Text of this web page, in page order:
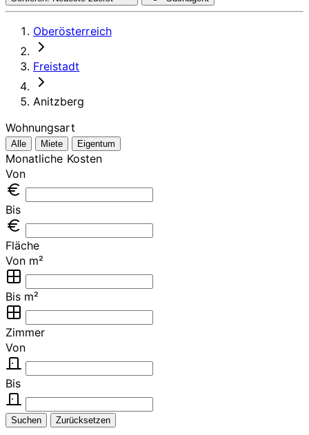
Oberösterreich
Freistadt
Anitzberg
Wohnungsart
Alle Miete Eigentum
Monatliche Kosten
Von
Bis
Fläche
Von m²
Bis m²
Zimmer
Von
Bis
Suchen Zurücksetzen